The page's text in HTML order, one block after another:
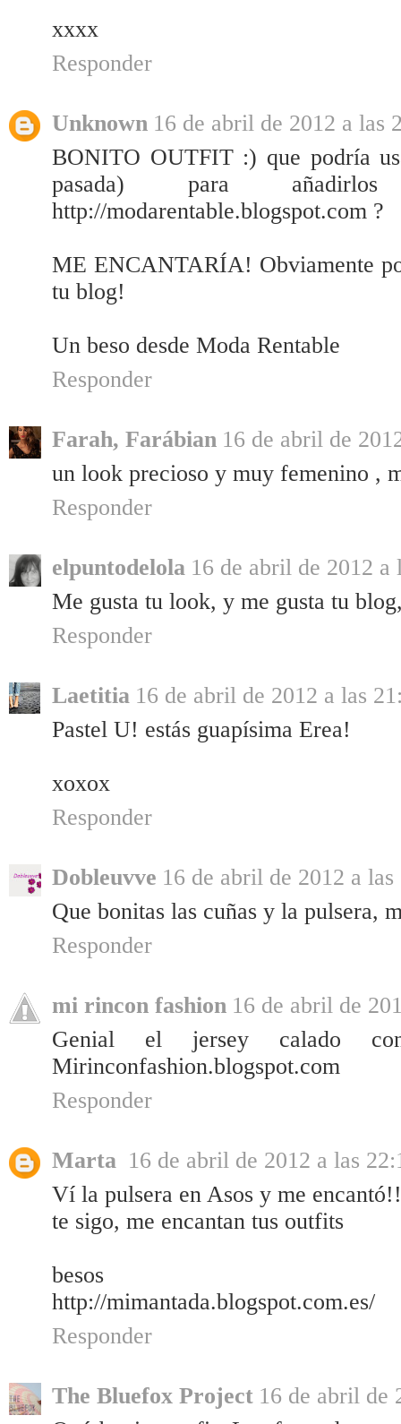
xxxx
Responder
Unknown 16 de abril de 2012 a las
BONITO OUTFIT :) que podría
pasada) para
http://modarentable.blogspot.com ?
ME ENCANTARÍA! Obviamente
tu blog!
Un beso desde Moda Rentable
Responder
Farah, Farábian 16 de abril de
un look precioso y muy femenino ,
Responder
elpuntodelola 16 de abril de 2012 a
Me gusta tu look, y me gusta tu
Responder
Laetitia 16 de abril de 2012 a las
Pastel U! estás guapísima Erea!
xoxox
Responder
Dobleuvve 16 de abril de 2012 a las
Que bonitas las cuñas y la pulsera,
Responder
mi rincon fashion 16 de abril de
Genial el jersey calado
Mirinconfashion.blogspot.com
Responder
Marta 16 de abril de 2012 a las
Ví la pulsera en Asos y me
te sigo, me encantan tus outfits
besos
http://mimantada.blogspot.com.es/
Responder
The Bluefox Project 16 de abril de